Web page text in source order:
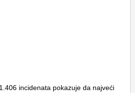
incidenata pokazuje da najveći